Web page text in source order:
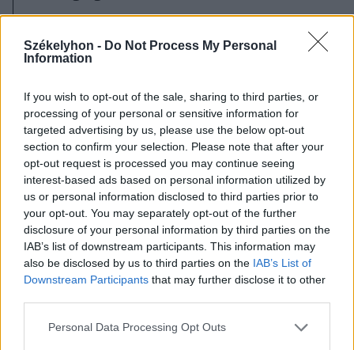
Székelyhon - Do Not Process My Personal
Information
If you wish to opt-out of the sale, sharing to third parties, or
processing of your personal or sensitive information for
targeted advertising by us, please use the below opt-out
section to confirm your selection. Please note that after your
opt-out request is processed you may continue seeing
interest-based ads based on personal information utilized by
us or personal information disclosed to third parties prior to
your opt-out. You may separately opt-out of the further
disclosure of your personal information by third parties on the
IAB’s list of downstream participants. This information may
also be disclosed by us to third parties on the IAB’s List of
Downstream Participants that may further disclose it to other
Personal Data Processing Opt Outs
Az újjáépítés terveit
Márton Judit
műemlékvédő
szakmérnök, az érsekség
építészeti irodájának
vezetője, a belsőépítészetit
Káldi Gyula készítette.
A padló- és padfűtés az időseknek is
mozgássérült feljáró gondos